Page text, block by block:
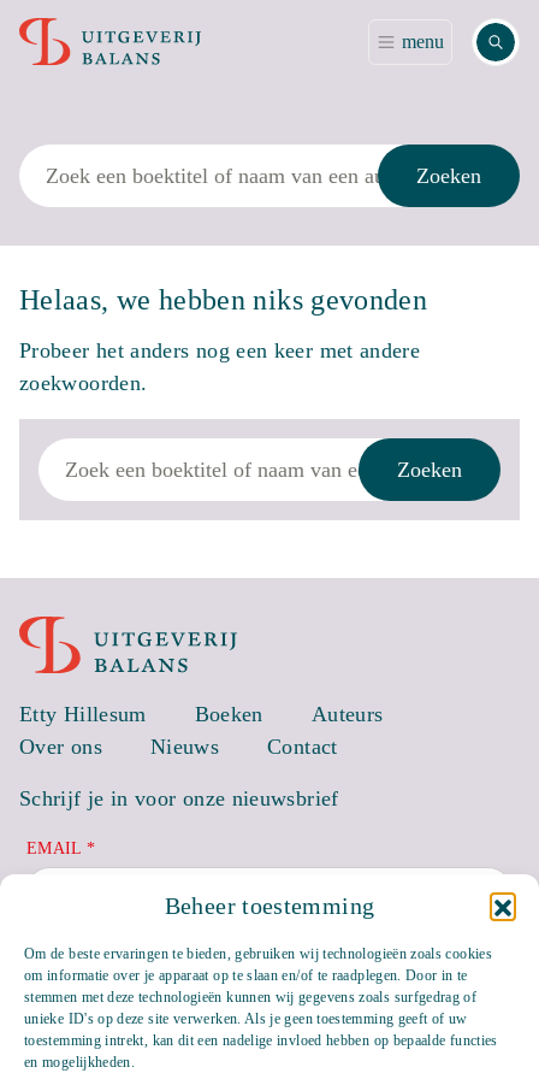
Beheer toestemming
Om de beste ervaringen te bieden, gebruiken wij technologieën zoals cookies
om informatie over je apparaat op te slaan en/of te raadplegen. Door in te
stemmen met deze technologieën kunnen wij gegevens zoals surfgedrag of
unieke ID's op deze site verwerken. Als je geen toestemming geeft of uw
toestemming intrekt, kan dit een nadelige invloed hebben op bepaalde functies
en mogelijkheden.
menu Zoek
Zoek
Zoeken
Helaas, we hebben niks gevonden
Probeer het anders nog een keer met andere
zoekwoorden.
Zoek
Zoeken
Etty Hillesum Boeken
Auteurs
Over ons
Nieuws Contact
Schrijf je in voor onze nieuwsbrief
EMAIL *